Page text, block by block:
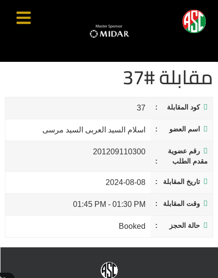
مقابلة #37
كود المقابلة 37
اسم العضو اسلام السيد العربى السيد مرسى
رقم عضوية
مقدم الطلب
201209110300
تاريخ المقابلة 2024-08-08
وقت المقابلة 01:30 PM
-
01:45 PM
حالة الحجز Booked